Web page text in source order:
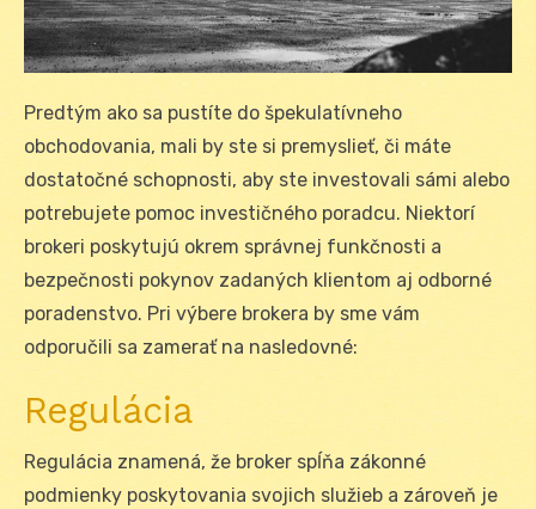
Predtým ako sa pustíte do špekulatívneho
obchodovania, mali by ste si premyslieť, či máte
dostatočné schopnosti, aby ste investovali sámi alebo
potrebujete pomoc investičného poradcu. Niektorí
brokeri poskytujú okrem správnej funkčnosti a
bezpečnosti pokynov zadaných klientom aj odborné
poradenstvo. Pri výbere brokera by sme vám
odporučili sa zamerať na nasledovné:
Regulácia
Regulácia znamená, že broker spĺňa zákonné
podmienky poskytovania svojich služieb a zároveň je